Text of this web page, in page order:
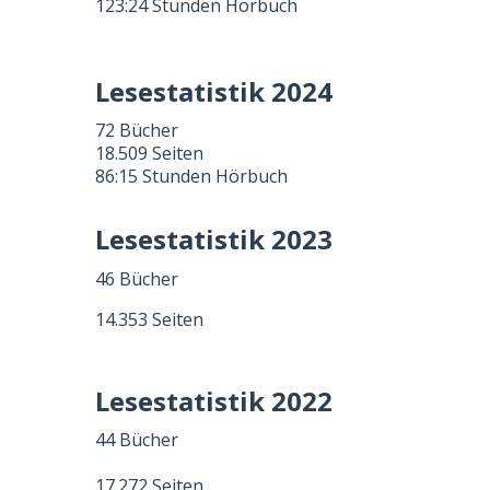
123:24 Stunden Hörbuch
Lesestatistik 2024
72 Bücher
18.509 Seiten
86:15 Stunden Hörbuch
Lesestatistik 2023
46 Bücher
14.353 Seiten
Lesestatistik 2022
44 Bücher